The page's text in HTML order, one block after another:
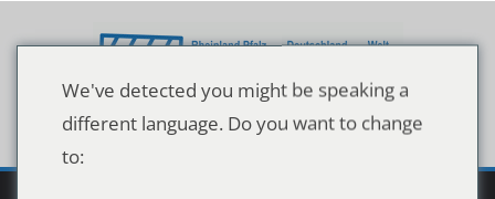
Inhalt
We've detected you might be speaking a
different language. Do you want to change
to: